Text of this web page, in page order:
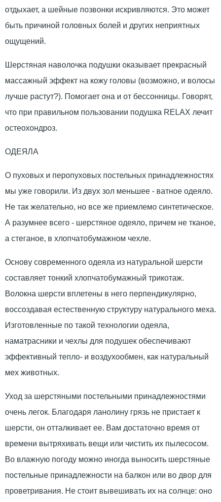
отдыхает, а шейные позвонки искривляются. Это может
быть причиной головных болей и других неприятных
ощущений.
Шерстяная наволочка подушки оказывает прекрасный
массажный эффект на кожу головы (возможно, и волосы
лучше растут?). Помогает она и от бессонницы. Говорят,
что при правильном пользовании подушка RELAX лечит
остеохондроз.
ОДЕЯЛА
О пуховых и перопуховых постельных принадлежностях
мы уже говорили. Из двух зол меньшее - ватное одеяло.
Не так желательно, но все же приемлемо синтетическое.
А разумнее всего - шерстяное одеяло, причем не тканое,
а стеганое, в хлопчатобумажном чехле.
Основу современного одеяла из натуральной шерсти
составляет тонкий хлопчатобумажный трикотаж.
Волокна шерсти вплетены в него перпендикулярно,
воссоздавая естественную структуру натурального меха.
Изготовленные по такой технологии одеяла,
наматрасники и чехлы для подушек обеспечивают
эффективный тепло- и воздухообмен, как натуральный
мех животных.
Уход за шерстяными постельными принадлежностями
очень легок. Благодаря ланолину грязь не пристает к
шерсти, он отталкивает ее. Вам достаточно время от
времени вытряхивать вещи или чистить их пылесосом.
Во влажную погоду можно иногда выносить шерстяные
постельные принадлежности на балкон или во двор для
проветривания. Не стоит вывешивать их на солнце: оно